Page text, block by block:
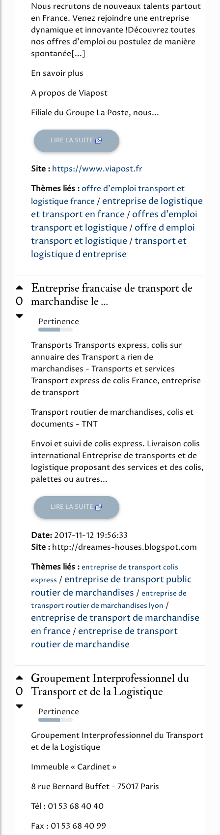
Nous recrutons de nouveaux talents partout
en France. Venez rejoindre une entreprise
dynamique et innovante !Découvrez toutes
nos offres d'emploi ou postulez de manière
spontanée[...]
En savoir plus
A propos de Viapost
Filiale du Groupe La Poste, nous...
LIRE LA SUITE
Site : https://www.viapost.fr
Thèmes liés :offre d'emploi transport et
logistique france / entreprise de logistique
et transport en france / offres d'emploi
transport et logistique / offre d emploi
transport et logistique / transport et
logistique d entreprise
0
Entreprise francaise de transport de
marchandise le ...
Pertinence
63%
Transports Transports express, colis sur
annuaire des Transport a rien de
marchandises - Transports et services
Transport express de colis France, entreprise
de transport
Transport routier de marchandises, colis et
documents - TNT
Envoi et suivi de colis express. Livraison colis
international Entreprise de transports et de
logistique proposant des services et des colis,
palettes ou autres...
LIRE LA SUITE
Date: 2017-11-12 19:56:33
Site : http://dreames-houses.blogspot.com
Thèmes liés : entreprise de transport colis
express / entreprise de transport public
routier de marchandises / entreprise de
transport routier de marchandises lyon /
entreprise de transport de marchandise
en france / entreprise de transport
routier de marchandise
0
Groupement Interprofessionnel du
Transport et de la Logistique
Pertinence
63%
Groupement Interprofessionnel du Transport
et de la Logistique
Immeuble « Cardinet »
8 rue Bernard Buffet - 75017 Paris
Tél : 01 53 68 40 40
Fax : 01 53 68 40 99